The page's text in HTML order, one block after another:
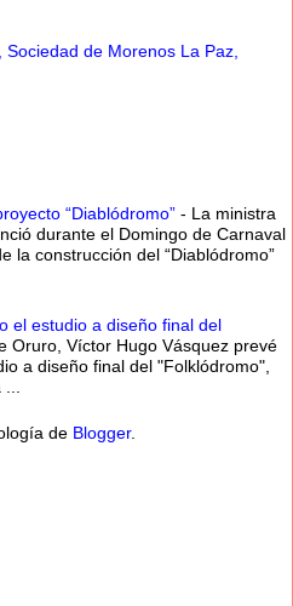
de Morenos La Paz,
“Diablódromo” - La ministra
durante el Domingo de Carnaval
la construcción del “Diablódromo”
el estudio a diseño final del
Oruro, Víctor Hugo Vásquez prevé
a diseño final del "Folklódromo",
...
de Blogger.